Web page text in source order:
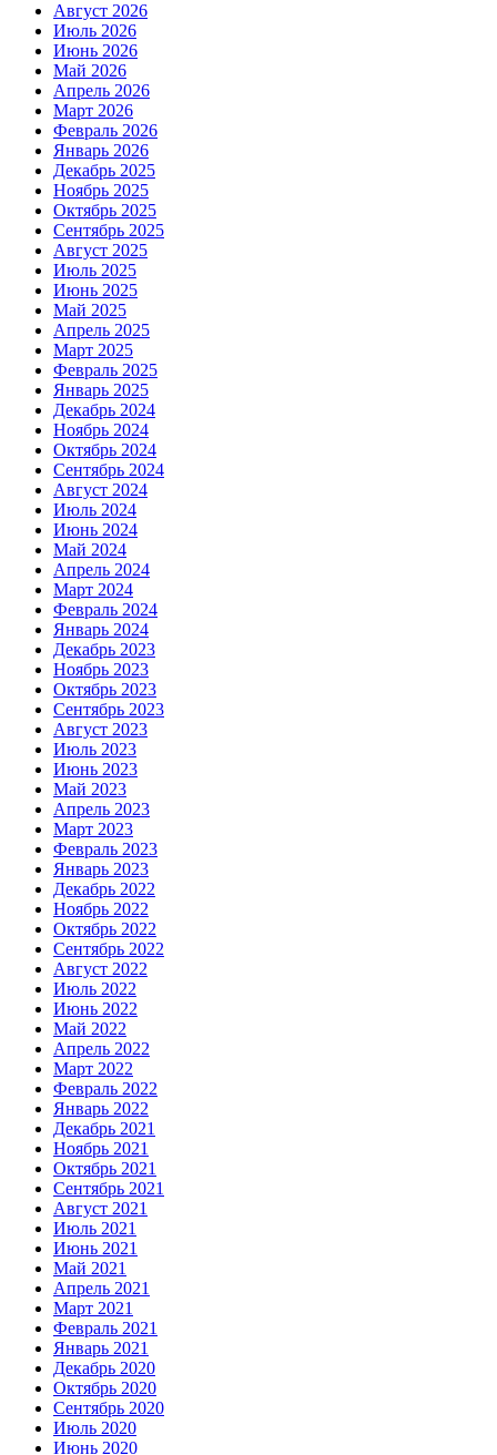
Август 2026
Июль 2026
Июнь 2026
Май 2026
Апрель 2026
Март 2026
Февраль 2026
Январь 2026
Декабрь 2025
Ноябрь 2025
Октябрь 2025
Сентябрь 2025
Август 2025
Июль 2025
Июнь 2025
Май 2025
Апрель 2025
Март 2025
Февраль 2025
Январь 2025
Декабрь 2024
Ноябрь 2024
Октябрь 2024
Сентябрь 2024
Август 2024
Июль 2024
Июнь 2024
Май 2024
Апрель 2024
Март 2024
Февраль 2024
Январь 2024
Декабрь 2023
Ноябрь 2023
Октябрь 2023
Сентябрь 2023
Август 2023
Июль 2023
Июнь 2023
Май 2023
Апрель 2023
Март 2023
Февраль 2023
Январь 2023
Декабрь 2022
Ноябрь 2022
Октябрь 2022
Сентябрь 2022
Август 2022
Июль 2022
Июнь 2022
Май 2022
Апрель 2022
Март 2022
Февраль 2022
Январь 2022
Декабрь 2021
Ноябрь 2021
Октябрь 2021
Сентябрь 2021
Август 2021
Июль 2021
Июнь 2021
Май 2021
Апрель 2021
Март 2021
Февраль 2021
Январь 2021
Декабрь 2020
Октябрь 2020
Сентябрь 2020
Июль 2020
Июнь 2020